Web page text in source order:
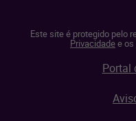
Este site é protegido pelo
Privacidadee os
Portal